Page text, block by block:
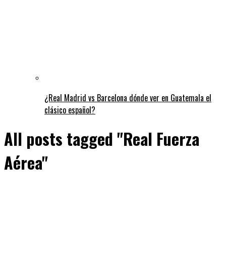
¿Real Madrid vs Barcelona dónde ver en Guatemala el
clásico español?
All posts tagged "Real Fuerza
Aérea"